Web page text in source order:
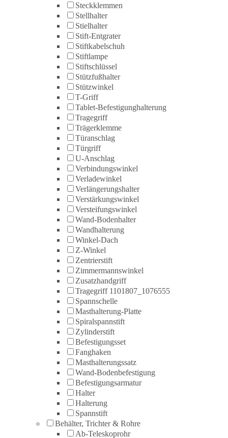
Steckklemmen
Stellhalter
Stielhalter
Stift-Entgrater
Stiftkabelschuh
Stiftlampe
Stiftschlüssel
Stützfußhalter
Stützwinkel
T-Griff
Tablet-Befestigunghalterung
Tragegriff
Trägerklemme
Türanschlag
Türgriff
U-Anschlag
Verbindungswinkel
Verladewinkel
Verlängerungshalter
Verstärkungswinkel
Versteifungswinkel
Wand-Bodenhalter
Wandhalterung
Winkel-Dach
Z-Winkel
Zentrierstift
Zimmermannswinkel
Zusatzhandgriff
Tragegriff 1101807_1076555
Spannschelle
Masthalterung-Platte
Spiralspannstift
Zylinderstift
Befestigungsset
Fanghaken
Masthalterungssatz
Wand-Bodenbefestigung
Befestigungsarmatur
Halter
Halterung
Spannstift
Behälter, Trichter & Rohre
Ab-Teleskoprohr